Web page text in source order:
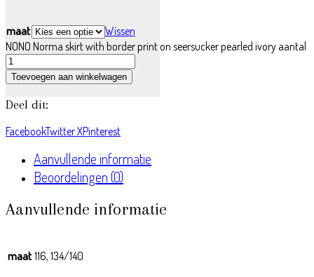
maat
Wissen
NONO Norma skirt with border print on seersucker pearled ivory aantal
Toevoegen aan winkelwagen
Deel dit:
FacebookTwitter XPinterest
Aanvullende informatie
Beoordelingen (0)
Aanvullende informatie
maat 116, 134/140